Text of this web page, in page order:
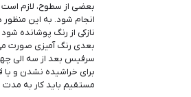
بعضی از سطوح، لازم است
انجام شود. به این منظور
نازکی از رنگ پوشانده
بعدی رنگ آمیزی صورت
سرفیس بعد از سه الی
برای خراشیده نشدن و یا
مستقیم باید کار به مدت ۲۱ روز استراحت کند .